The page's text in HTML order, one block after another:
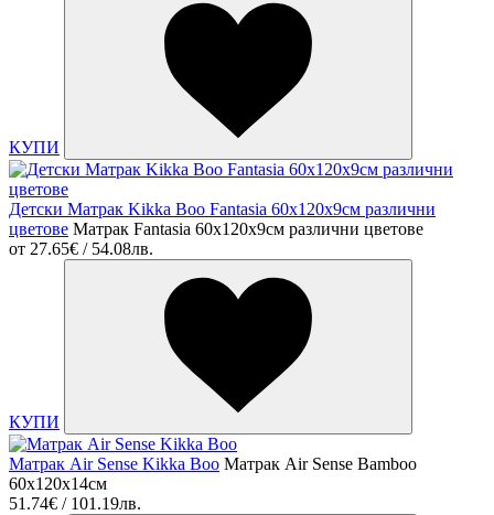
КУПИ
Детски Матрак Kikka Boo Fantasia 60x120x9см различни
цветове Матрак Fantasia 60x120x9см различни цветове
от 27.65€ / 54.08лв.
КУПИ
Матрак Air Sense Kikka Boo Матрак Air Sense Bamboo
60х120х14см
51.74€ / 101.19лв.